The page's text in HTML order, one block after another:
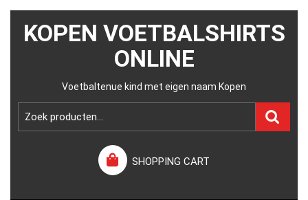
KOPEN VOETBALSHIRTS
ONLINE
Voetbaltenue kind met eigen naam Kopen
SHOPPING CART